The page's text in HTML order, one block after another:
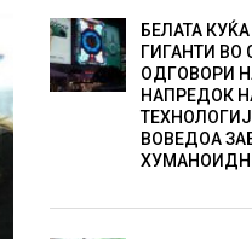
БЕЛАТА
ГИГАНТИ ВО
ОДГОВОРИ
НАПРЕДОК
ВОВЕДОА